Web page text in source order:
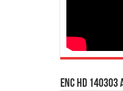
enc hd 140303